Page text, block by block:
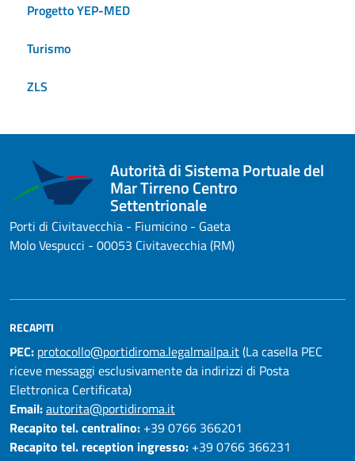
Progetto YEP-MED
Turismo
ZLS
Autorità di Sistema Portuale del
Mar Tirreno Centro
Settentrionale
Porti di Civitavecchia - Fiumicino - Gaeta
Molo Vespucci - 00053 Civitavecchia (RM)
RECAPITI
PEC: protocollo@portidiroma.legalmailpa.it(La casella PEC
riceve messaggi esclusivamente da indirizzi di Posta
Elettronica Certificata)
Email:autorita@portidiroma.it
Recapito tel. centralino: +39 0766 366201
Recapito tel. reception ingresso: +39 0766 366231